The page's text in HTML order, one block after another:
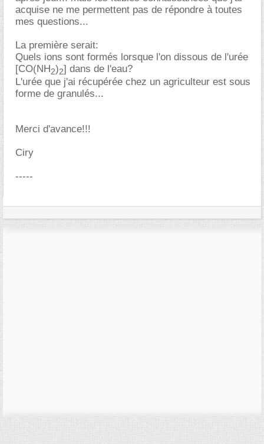
acquise ne me permettent pas de répondre à toutes
mes questions...
La première serait:
Quels ions sont formés lorsque l'on dissous de l'urée
[CO(NH2)2] dans de l'eau?
L'urée que j'ai récupérée chez un agriculteur est sous
forme de granulés...
Merci d'avance!!!
Ciry
-----